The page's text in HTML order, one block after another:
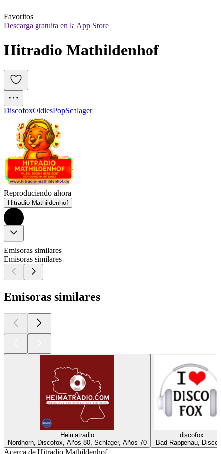
Favoritos
Descarga gratuita en la App Store
Hitradio Mathildenhof
DiscofoxOldiesPopSchlager
Reproduciendo ahora
Hitradio Mathildenhof
Emisoras similares
Emisoras similares
Emisoras similares
Heimatradio
Nordhorn, Discofox, Años 80, Schlager, Años 70
discofox
Bad Rappenau,
Acerca de Hitradio Mathildenhof